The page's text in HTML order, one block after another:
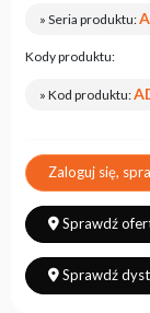
produktu
testach
Leasing
Wybierz
serię
» Seria produktu:
Kody produktu:
» Kod produktu:
Zaloguj się,
Sprawdź
Sprawdź